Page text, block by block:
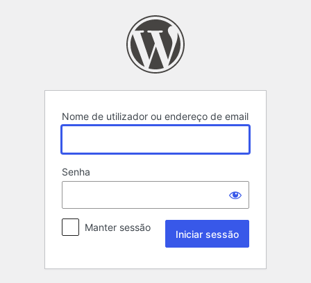
Nome de utilizador ou endereço de email
Senha
Manter sessão